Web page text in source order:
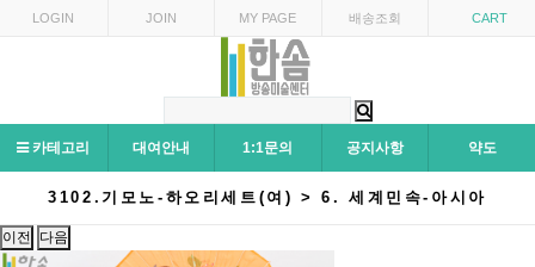
LOGIN JOIN MY PAGE 배송조회 CART
카테고리 대여안내 1:1문의 공지사항 약도
3102.기모노-하오리세트(여) > 6. 세계민속-아시아
이전 다음